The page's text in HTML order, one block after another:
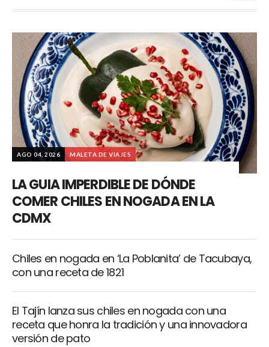
AGO 04, 2026 MALETA DE VIAJES
LA GUIA IMPERDIBLE DE DÓNDE
COMER CHILES EN NOGADA EN LA
CDMX
Chiles en nogada en ‘La Poblanita’ de Tacubaya,
con una receta de 1821
El Tajín lanza sus chiles en nogada con una
receta que honra la tradición y una innovadora
versión de pato